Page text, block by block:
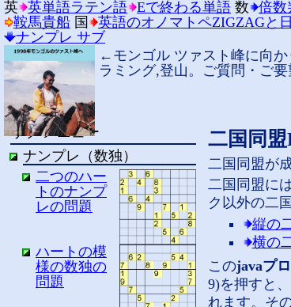
二国同
二国同盟が
二国同盟に
ク以外の二
縦の
横の
このjavaプ
9)を押すと
れます。そ
サブ メニュー
ナンプレ（数独）
二つのハー
トのナンプ
レの問題
ハートの模
様の数独の
問題
英 英単語ラテン語 Eで終わる単語 数 倍数
鞍馬貴船 国 英語のオノマトペZIGZAGと
ナンプレ サブ
←モンゴル ツァスト峰に向か
ラミング,登山。ご質問・ご要